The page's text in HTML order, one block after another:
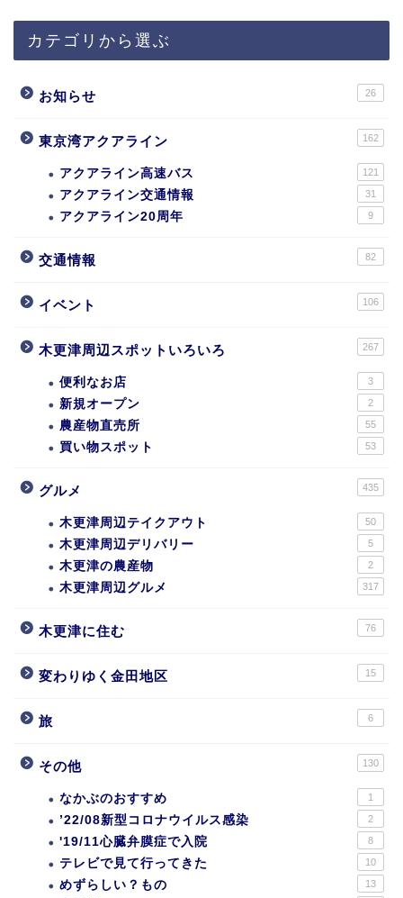
カテゴリから選ぶ
お知らせ 26
東京湾アクアライン 162
アクアライン高速バス 121
アクアライン交通情報 31
アクアライン20周年 9
交通情報 82
イベント 106
木更津周辺スポットいろいろ 267
便利なお店 3
新規オープン 2
農産物直売所 55
買い物スポット 53
グルメ 435
木更津周辺テイクアウト 50
木更津周辺デリバリー 5
木更津の農産物 2
木更津周辺グルメ 317
木更津に住む 76
変わりゆく金田地区 15
旅 6
その他 130
なかぶのおすすめ 1
’22/08新型コロナウイルス感染 2
'19/11心臓弁膜症で入院 8
テレビで見て行ってきた 10
めずらしい？もの 13